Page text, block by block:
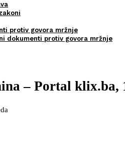
protiv govora mržnje
dokumenti protiv govora mržnje
– Portal klix.ba,